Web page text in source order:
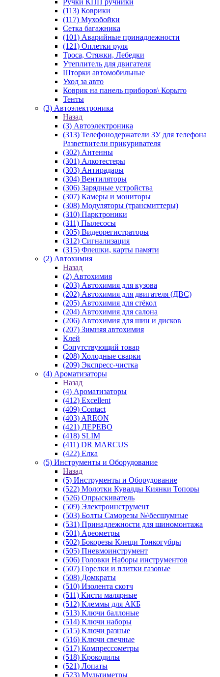
Ручки КПП ручники
(113) Коврики
(117) Мухобойки
Сетка багажника
(101) Аварийные принадлежности
(121) Оплетки руля
Троса, Стяжки, Лебедки
Утеплитель для двигателя
Шторки автомобильные
Уход за авто
Коврик на панель приборов\ Корыто
Тенты
(3) Автоэлектроника
Назад
(3) Автоэлектроника
(313) Телефонодержатели ЗУ для телефона
Разветвители прикуривателя
(302) Антенны
(301) Алкотестеры
(303) Антирадары
(304) Вентиляторы
(306) Зарядные устройства
(307) Камеры и мониторы
(308) Модуляторы (трансмиттеры)
(310) Парктроники
(311) Пылесосы
(305) Видеорегистраторы
(312) Сигнализация
(315) Флешки, карты памяти
(2) Автохимия
Назад
(2) Автохимия
(203) Автохимия для кузова
(202) Автохимия для двигателя (ДВС)
(205) Автохимия для стёкол
(204) Автохимия для салона
(206) Автохимия для шин и дисков
(207) Зимняя автохимия
Клей
Сопутствующий товар
(208) Холодные сварки
(209) Экспреcс-чистка
(4) Ароматизаторы
Назад
(4) Ароматизаторы
(412) Excellent
(409) Contact
(403) AREON
(421) ДЕРЕВО
(418) SLIM
(411) DR MARCUS
(422) Елка
(5) Инструменты и Оборудование
Назад
(5) Инструменты и Оборудование
(522) Молотки Кувалды Киянки Топоры
(526) Опрыскиватель
(509) Электроинструмент
(503) Болты Саморезы №\бесшумные
(531) Принадлежности для шиномонтажа
(501) Ареометры
(502) Бокорезы Клещи Тонкогубцы
(505) Пневмоинструмент
(506) Головки Наборы инструментов
(507) Горелки и плитки газовые
(508) Домкраты
(510) Изолента скотч
(511) Кисти малярные
(512) Клеммы для АКБ
(513) Ключи баллоные
(514) Ключи наборы
(515) Ключи разные
(516) Ключи свечные
(517) Компрессометры
(518) Крокодилы
(521) Лопаты
(523) Мультиметры